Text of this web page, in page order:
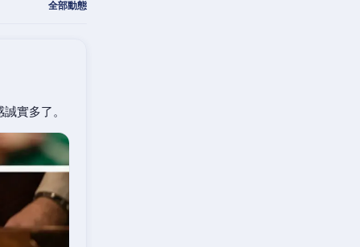
全部動態
實多了。